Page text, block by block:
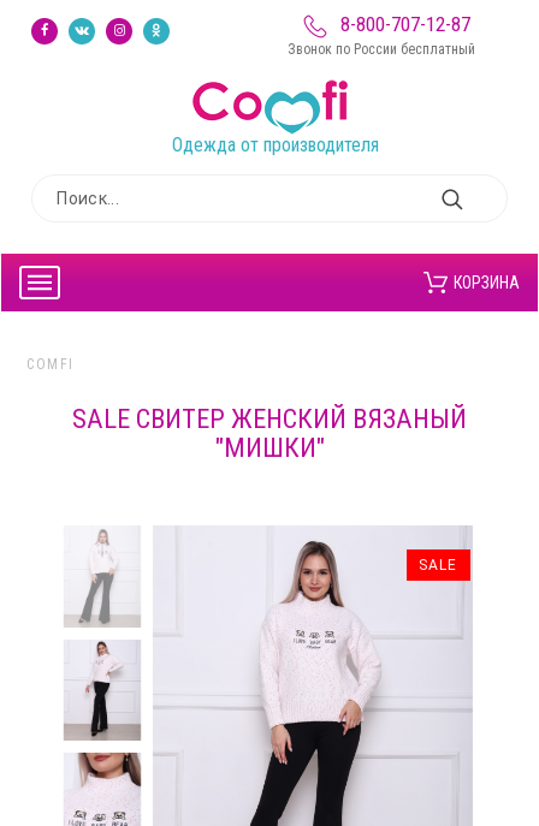
8-800-707-12-87
Звонок по России бесплатный
Одежда от производителя
КОРЗИНА
COMFI
SALE СВИТЕР ЖЕНСКИЙ ВЯЗАНЫЙ
"МИШКИ"
SALE